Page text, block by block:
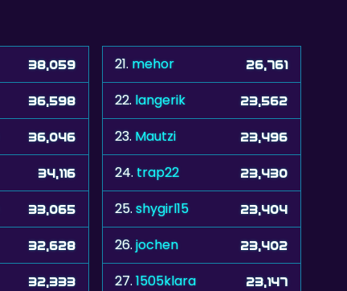
38,059
36,598
36,046
34,116
33,065
32,628
32,333
21. mehor 26,761
22. langerik 23,562
23. Mautzi 23,496
24.trap22 23,430
25.shygirl15 23,404
26.jochen 23,402
27.1505klara 23,147